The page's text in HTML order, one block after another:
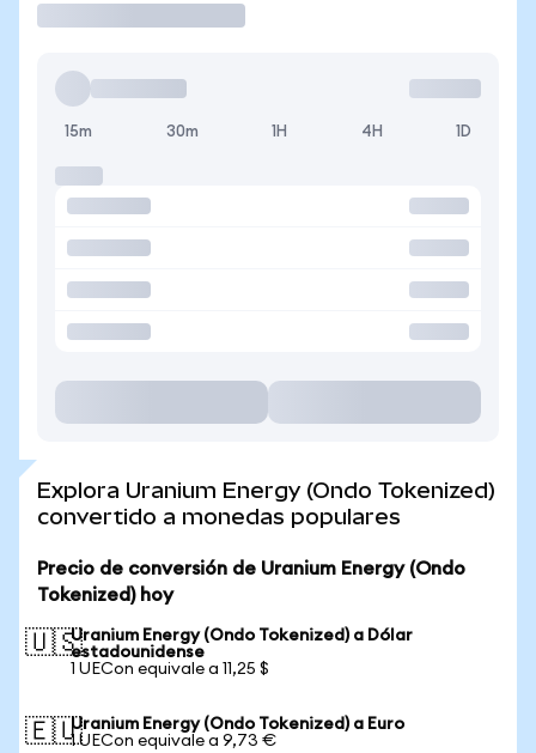
15m 30m 1H 4H 1D
Explora Uranium Energy (Ondo Tokenized)
convertido a monedas populares
Precio de conversión de Uranium Energy (Ondo
Tokenized) hoy
🇺🇸Uranium Energy (Ondo Tokenized) a Dólar
estadounidense
1 UECon equivale a 11,25 $
🇪🇺Uranium Energy (Ondo Tokenized) a Euro
1 UECon equivale a 9,73 €